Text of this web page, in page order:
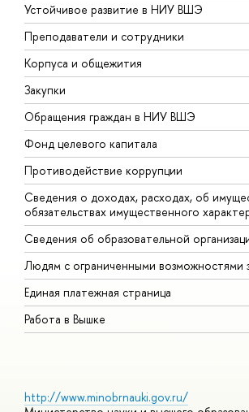
Устойчивое развитие в НИУ ВШЭ
Преподаватели и сотрудники
Корпуса и общежития
Закупки
Обращения граждан в НИУ ВШЭ
Фонд целевого капитала
Противодействие коррупции
Сведения о доходах, расходах, об
обязательствах имущественного
Сведения об образовательной
Людям с ограниченными возможностями
Единая платежная страница
Работа в Вышке
http://www.minobrnauki.gov.ru/